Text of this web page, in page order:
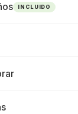
INCLUIDO